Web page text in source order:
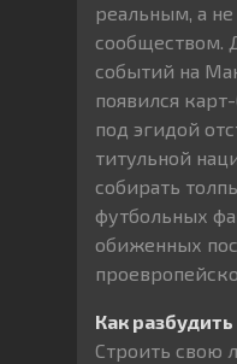
реальным, а
сообществом.
событий на
появился
под эгидой
титульной
собирать
футбольных
обиженных
Как
Строить свою